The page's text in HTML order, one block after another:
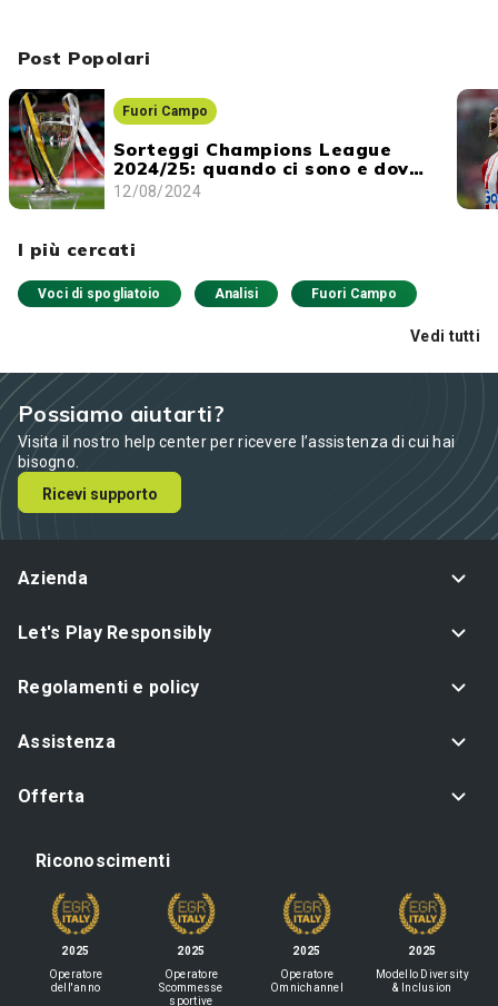
Post Popolari
Fuori Campo
Sorteggi Champions League
2024/25: quando ci sono e dove
vederli
12/08/2024
I più cercati
Voci di spogliatoio Analisi Fuori Campo
Vedi tutti
Possiamo aiutarti?
Visita il nostro help center per ricevere l’assistenza di cui hai
bisogno.
Ricevi supporto
Azienda
Let's Play Responsibly
Regolamenti e policy
Assistenza
Offerta
Riconoscimenti
2025
Operatore
dell'anno
2025
Operatore
Scommesse
sportive
2025
Operatore
Omnichannel
2025
Modello Diversity
& Inclusion